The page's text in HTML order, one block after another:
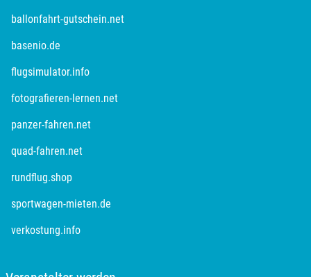
ballonfahrt-gutschein.netöffnet in neuem Fenster
basenio.de
flugsimulator.infoöffnet in neuem Fenster
fotografieren-lernen.netöffnet in neuem Fenster
panzer-fahren.netöffnet in neuem Fenster
quad-fahren.netöffnet in neuem Fenster
rundflug.shopöffnet in neuem Fenster
sportwagen-mieten.de
verkostung.infoöffnet in neuem Fenster
Landkreis Rostock
Langenselbold
Leipzig